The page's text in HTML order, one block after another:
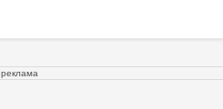
реклама